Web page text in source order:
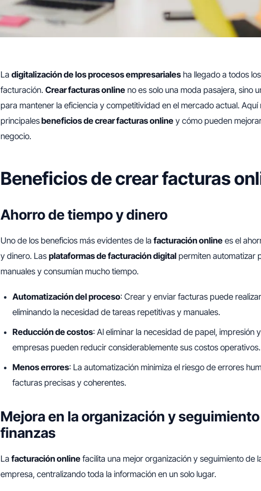
La digitalización de los procesos empresariales ha llegado a todos
facturación. Crear facturas online no es solo una moda pasajera, sino
para mantener la eficiencia y competitividad en el mercado actual. Aquí
principalesbeneficios de crear facturas online y cómo pueden
negocio.
Beneficios de crear facturas
Ahorro de tiempo y dinero
Uno de los beneficios más evidentes de la facturación online es el
y dinero. Las plataformas de facturación digital permiten automatizar
manuales y consumían mucho tiempo.
Automatización del proceso: Crear y enviar facturas puede
eliminando la necesidad de tareas repetitivas y manuales.
Reducción de costos: Al eliminar la necesidad de papel, impresión
empresas pueden reducir considerablemente sus costos operativos.
Menos errores: La automatización minimiza el riesgo de errores
facturas precisas y coherentes.
Mejora en la organización y
finanzas
La facturación online facilita una mejor organización y seguimiento de
empresa, centralizando toda la información en un solo lugar.